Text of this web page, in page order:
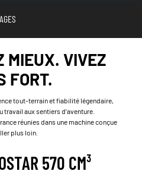
MIEUX. VIVEZ
FORT.
tout-terrain et fiabilité légendaire,
aux sentiers d’aventure.
réunies dans une machine conçue
plus loin.
570 CM³